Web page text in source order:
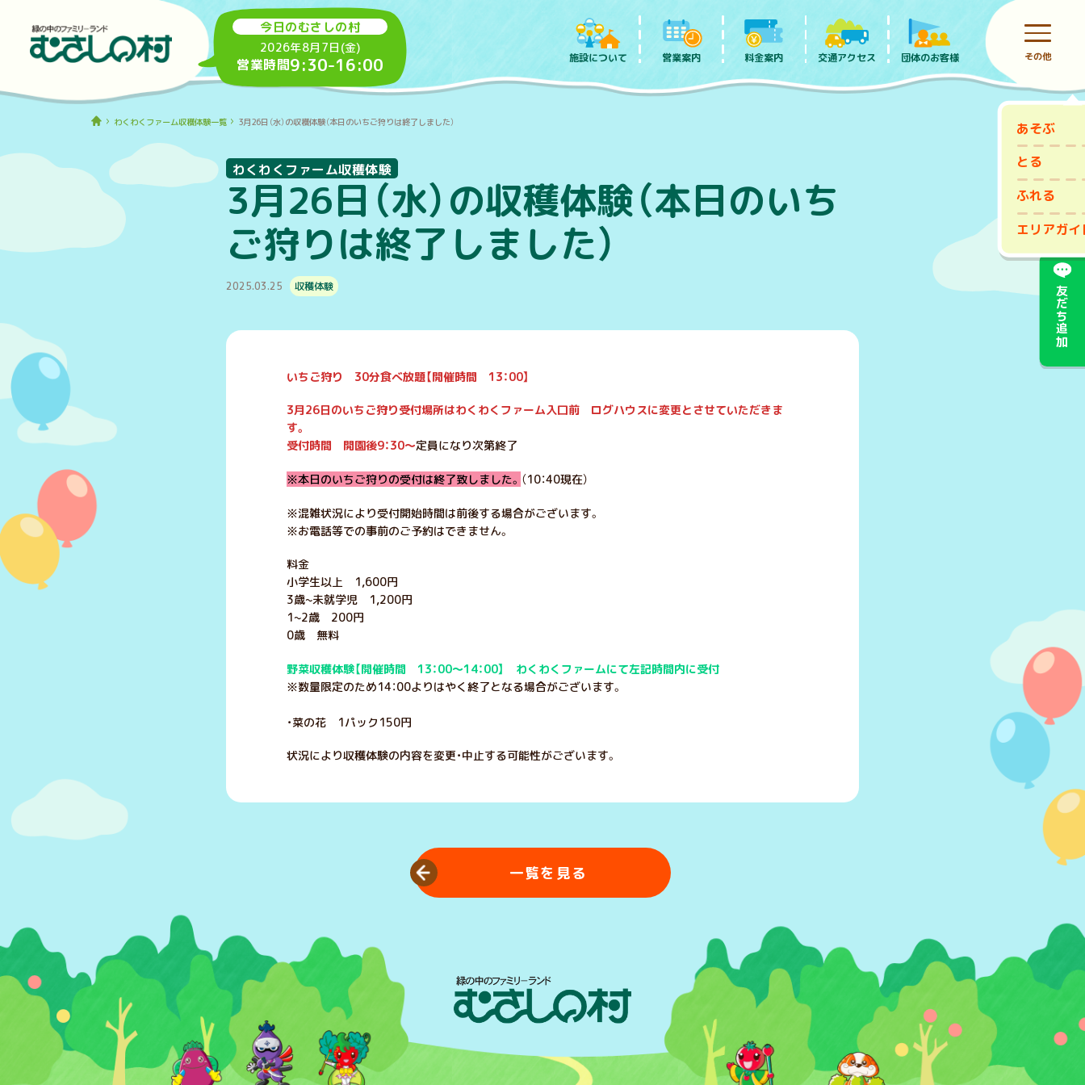
今日のむさしの村
2026年8月7日(金)
営業時間9:30-16:00 施設について
あそぶ
とる
ふれる
エリアガイ
営業案内 料金案内 交通アクセス 団体のお客様 その他
前売りチケット
友だち追加
わくわくファーム収穫体験一覧 3月26日（水）の収穫体験（本日のいちご狩りは終了しました）
3月26日（水）の収穫体験（本日のいち
ご狩りは終了しました）
わくわくファーム収穫体験
2025.03.25 収穫体験
いちご狩り 30分食べ放題【開催時間 13：00】
3月26日のいちご狩り受付場所はわくわくファーム入口前 ログハウスに変更とさせていただきま
す。
受付時間 開園後9：30～定員になり次第終了
※本日のいちご狩りの受付は終了致しました。 （10：40現在）
※混雑状況により受付開始時間は前後する場合がございます。
※お電話等での事前のご予約はできません。
料金
小学生以上 1,600円
3歳~未就学児 1,200円
1~2歳 200円
0歳 無料
野菜収穫体験【開催時間 13：00～14：00】 わくわくファームにて左記時間内に受付
※数量限定のため14：00よりはやく終了となる場合がございます。
・菜の花 1パック150円
状況により収穫体験の内容を変更・中止する可能性がございます。
一覧を見る